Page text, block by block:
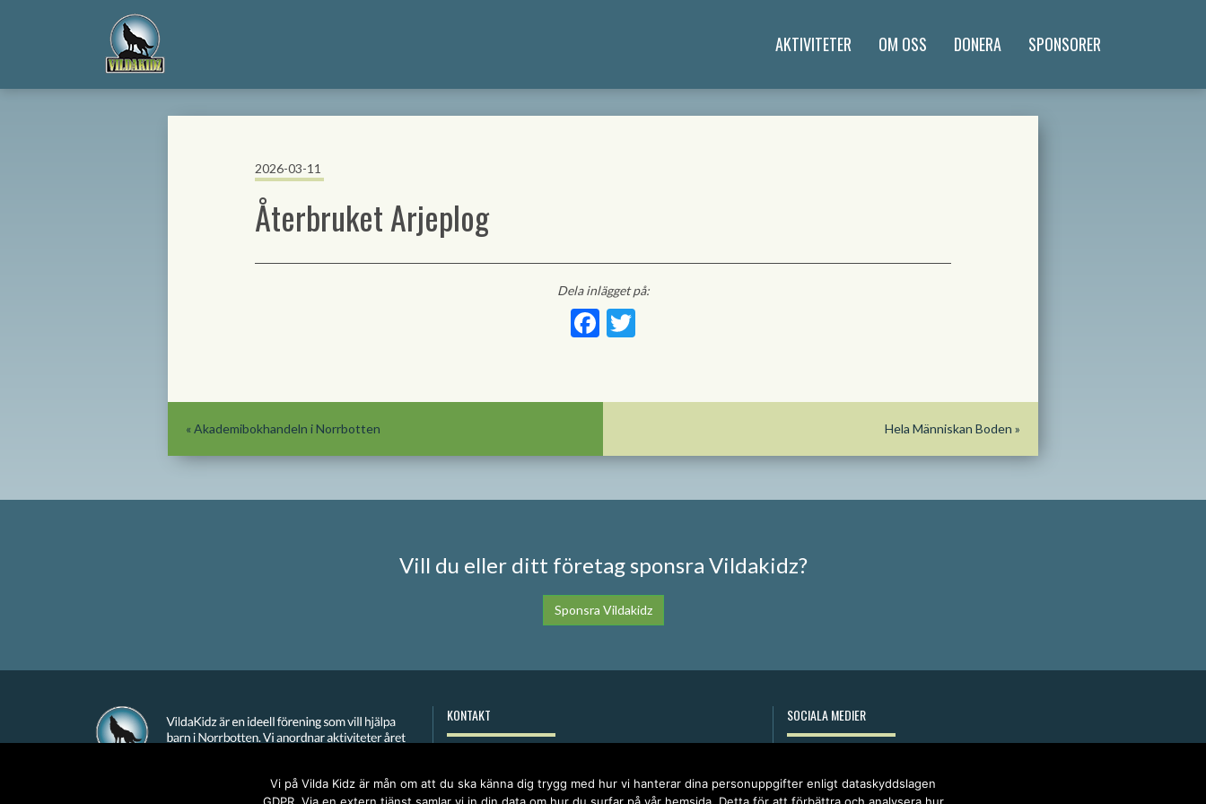
AKTIVITETER OM OSS DONERA SPONSORER
2026-03-11
Återbruket Arjeplog
Dela inlägget på:
Facebook
Hela Människan Boden »
« Akademibokhandeln i Norrbotten
Vill du eller ditt företag sponsra Vildakidz?
Sponsra Vildakidz
KONTAKT
Integritetspolicy
SOCIALA MEDIER
Vi på Vilda Kidz är mån om att du ska känna dig trygg med hur vi hanterar dina personuppgifter enligt dataskyddslagen